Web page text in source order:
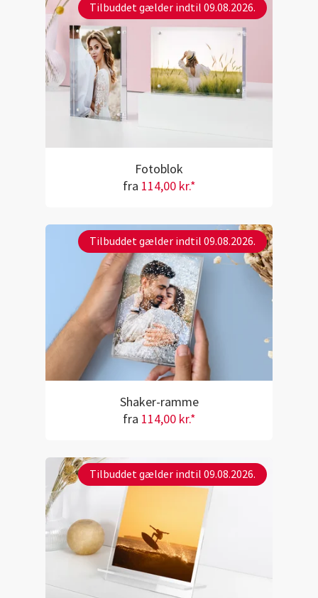
Tilbuddet gælder indtil 09.08.2026.
Fotoblok
fra 114,00 kr.*
Tilbuddet gælder indtil 09.08.2026.
Shaker-ramme
fra 114,00 kr.*
Tilbuddet gælder indtil 09.08.2026.